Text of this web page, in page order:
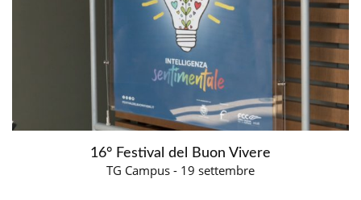
16° Festival del Buon Vivere
TG Campus - 19 settembre